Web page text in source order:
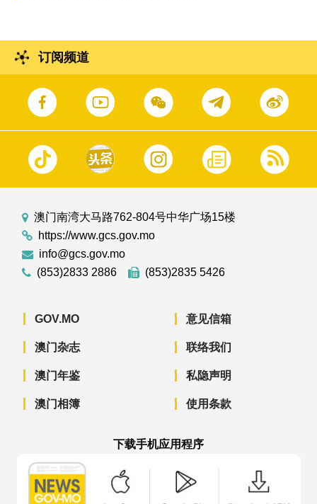
订阅频道
澳门南湾大马路762-804号中华广场15楼
https://www.gcs.gov.mo
info@gcs.gov.mo
(853)2833 2886
(853)2835 5426
GOV.MO
澳门杂志
澳门年鉴
澳门相簿
意见信箱
联络我们
私隐声明
使用条款
下载手机应用程序